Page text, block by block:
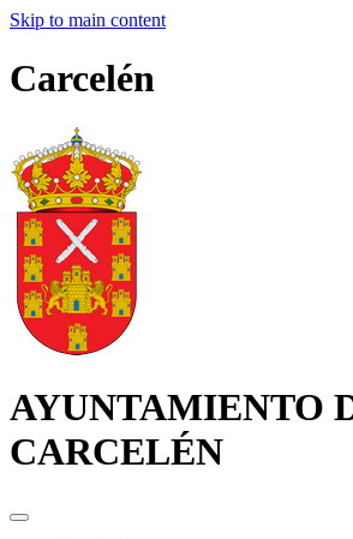
Skip to main content
Carcelén
AYUNTAMIENTO
CARCELÉN